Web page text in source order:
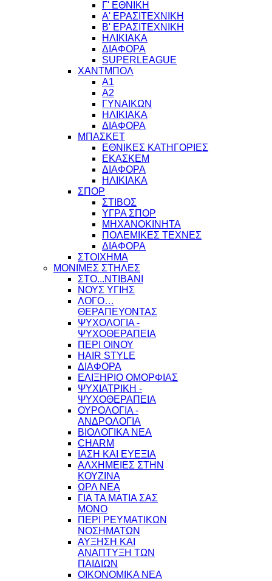
Γ' ΕΘΝΙΚΗ
Α' ΕΡΑΣΙΤΕΧΝΙΚΗ
Β' ΕΡΑΣΙΤΕΧΝΙΚΗ
ΗΛΙΚΙΑΚΑ
ΔΙΑΦΟΡΑ
SUPERLEAGUE
ΧΑΝΤΜΠΟΛ
Α1
Α2
ΓΥΝΑΙΚΩΝ
ΗΛΙΚΙΑΚΑ
ΔΙΑΦΟΡΑ
ΜΠΑΣΚΕΤ
ΕΘΝΙΚΕΣ ΚΑΤΗΓΟΡΙΕΣ
ΕΚΑΣΚΕΜ
ΔΙΑΦΟΡΑ
ΗΛΙΚΙΑΚΑ
ΣΠΟΡ
ΣΤΙΒΟΣ
ΥΓΡΑ ΣΠΟΡ
ΜΗΧΑΝΟΚΙΝΗΤΑ
ΠΟΛΕΜΙΚΕΣ ΤΕΧΝΕΣ
ΔΙΑΦΟΡΑ
ΣΤΟΙΧΗΜΑ
ΜΟΝΙΜΕΣ ΣΤΗΛΕΣ
ΣΤΟ...ΝΤΙΒΑΝΙ
ΝΟΥΣ ΥΓΙΗΣ
ΛΟΓΟ…
ΘΕΡΑΠΕΥΟΝΤΑΣ
ΨΥΧΟΛΟΓΙΑ -
ΨΥΧΟΘΕΡΑΠΕΙΑ
ΠΕΡΙ ΟΙΝΟΥ
HAIR STYLE
ΔΙΑΦΟΡΑ
ΕΛΙΞΗΡΙΟ ΟΜΟΡΦΙΑΣ
ΨΥΧΙΑΤΡΙΚΗ -
ΨΥΧΟΘΕΡΑΠΕΙΑ
ΟΥΡΟΛΟΓΙΑ -
ΑΝΔΡΟΛΟΓΙΑ
ΒΙΟΛΟΓΙΚΑ ΝΕΑ
CHARM
ΙΑΣΗ ΚΑΙ ΕΥΕΞΙΑ
ΑΛΧΗΜΕΙΕΣ ΣΤΗΝ
ΚΟΥΖΙΝΑ
ΩΡΛ ΝEA
ΓΙΑ ΤΑ ΜΑΤΙΑ ΣΑΣ
ΜΟΝΟ
ΠΕΡΙ ΡΕΥΜΑΤΙΚΩΝ
ΝΟΣΗΜΑΤΩΝ
ΑΥΞΗΣΗ ΚΑΙ
ΑΝΑΠΤΥΞΗ ΤΩΝ
ΠΑΙΔΙΩΝ
ΟΙΚΟΝΟΜΙΚΑ ΝΕΑ